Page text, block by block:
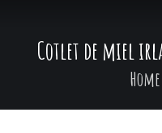
Cotlet de miel
Home